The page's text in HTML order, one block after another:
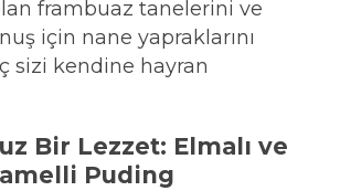
frambuaz tanelerini ve
için nane yapraklarını
sizi kendine hayran
Bir Lezzet: Elmalı ve
Puding